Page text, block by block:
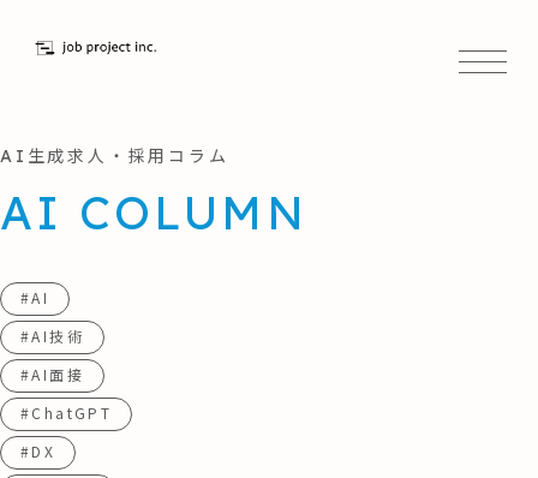
AI生成求人・採用コラム
AI COLUMN
#AI
#AI技術
#AI面接
#ChatGPT
#DX